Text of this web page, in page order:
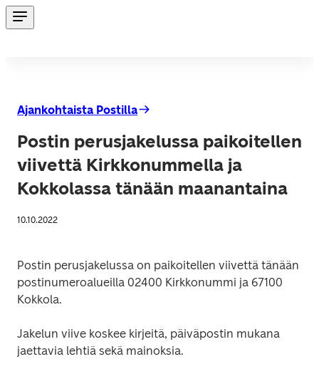
Ajankohtaista Postilla
Postin perusjakelussa paikoitellen
viivettä Kirkkonummella ja
Kokkolassa tänään maanantaina
10.10.2022
Postin perusjakelussa on paikoitellen viivettä tänään
postinumeroalueilla 02400 Kirkkonummi ja 67100
Kokkola.
Jakelun viive koskee kirjeitä, päiväpostin mukana
jaettavia lehtiä sekä mainoksia.